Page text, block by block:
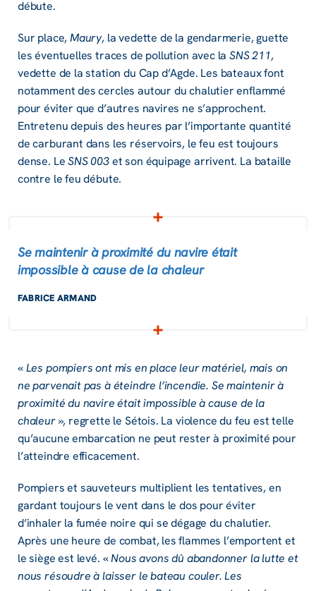
débute.
Sur place,Maury, la vedette de la gendarmerie, guette
les éventuelles traces de pollution avec laSNS 211,
vedette de la station du Cap d’Agde. Les bateaux font
notamment des cercles autour du chalutier enflammé
pour éviter que d’autres navires ne s’approchent.
Entretenu depuis des heures par l’importante quantité
de carburant dans les réservoirs, le feu est toujours
dense. LeSNS 003et son équipage arrivent. La bataille
contre le feu débute.
Se maintenir à proximité du navire était
impossible à cause de la chaleur
FABRICE ARMAND
« Les pompiers ont mis en place leur matériel, mais on
ne parvenait pas à éteindre l’incendie. Se maintenir à
proximité du navire était impossible à cause de la
chaleur», regrette le Sétois. La violence du feu est telle
qu’aucune embarcation ne peut rester à proximité pour
l’atteindre efficacement.
Pompiers et sauveteurs multiplient les tentatives, en
gardant toujours le vent dans le dos pour éviter
d’inhaler la fumée noire qui se dégage du chalutier.
Après une heure de combat, les flammes l’emportent et
le siège est levé. «Nous avons dû abandonner la lutte et
nous résoudre à laisser le bateau couler. Les